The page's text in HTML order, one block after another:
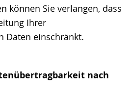
können Sie verlangen, dass
Ihrer
Daten einschränkt.
nach